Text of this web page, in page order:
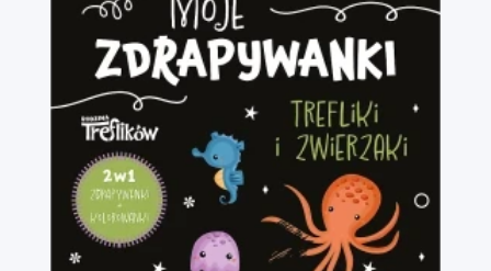
Wyprawka